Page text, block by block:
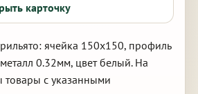
карточку
ячейка 150х150, профиль
0.32мм, цвет белый. На
товары с указанными